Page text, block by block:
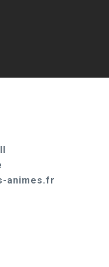
animes.fr